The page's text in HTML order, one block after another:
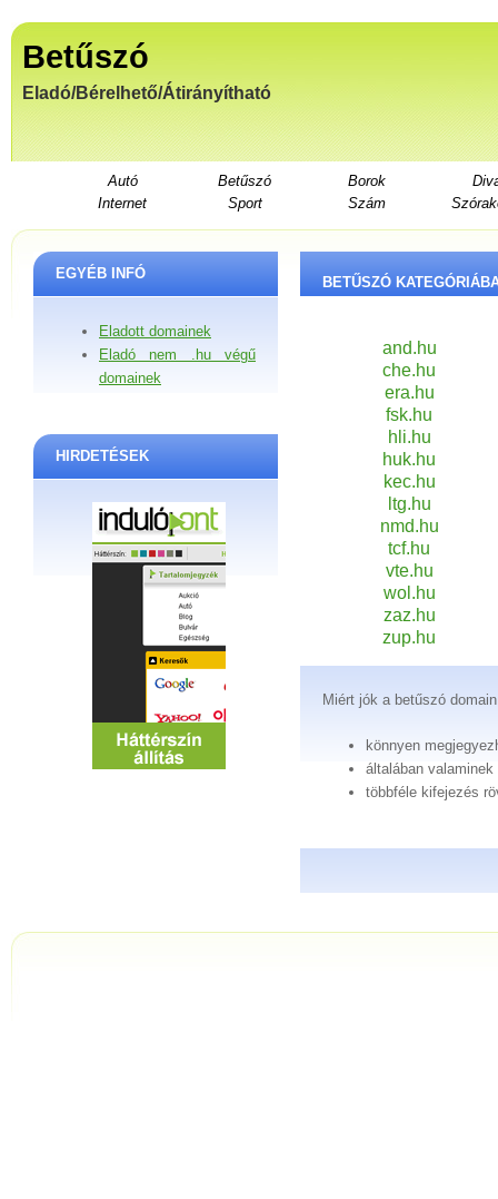
Betűszó
Eladó/Bérelhető/Átirányítható
Autó Betűszó Borok
Internet
Sport Szám
EGYÉB INFÓ
Eladott domainek
Eladó nem .hu végű
domainek
HIRDETÉSEK
BETŰSZÓ
and.hu
che.hu
era.hu
fsk.hu
hli.hu
huk.hu
kec.hu
ltg.hu
nmd.hu
tcf.hu
vte.hu
wol.hu
zaz.hu
zup.hu
Miért jók a betűszó
könnyen
általában
többféle kifejezés